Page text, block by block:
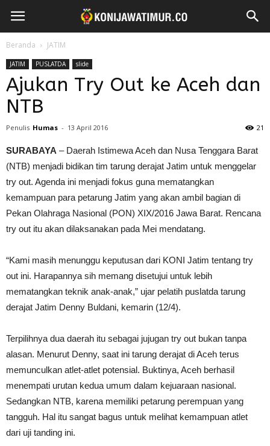
Beranda JATIM
JATIM PUSLATDA slide
Ajukan Try Out ke Aceh dan
NTB
Penulis Humas - 13 April 2016 21
SURABAYA – Daerah Istimewa Aceh dan Nusa Tenggara Barat
(NTB) menjadi bidikan tim tarung derajat Jatim untuk menggelar
try out. Agenda ini menjadi fokus guna mematangkan
kemampuan para petarung Jatim yang akan ambil bagian di
Pekan Olahraga Nasional (PON) XIX/2016 Jawa Barat. Rencana
try out itu akan dilaksanakan pada Mei mendatang.
“Kami masih menunggu keputusan dari KONI Jatim tentang try
out ini. Harapannya sih memang disetujui untuk lebih
mematangkan teknik anak-anak,” ujar pelatih puslatda tarung
derajat Jatim Denny Buldani, kemarin (12/4).
Terpilihnya dua daerah itu sebagai jujugan try out bukan tanpa
alasan. Menurut Denny, saat ini tarung derajat di Aceh terus
memunculkan atlet-atlet potensial. Buktinya, Aceh berhasil
menempati urutan kedua umum dalam kejuaraan nasional.
Sedangkan NTB, karena memiliki petarung perempuan yang
tangguh. Hal itu sangat bagus untuk melihat kemampuan atlet
dari uji tanding ini.